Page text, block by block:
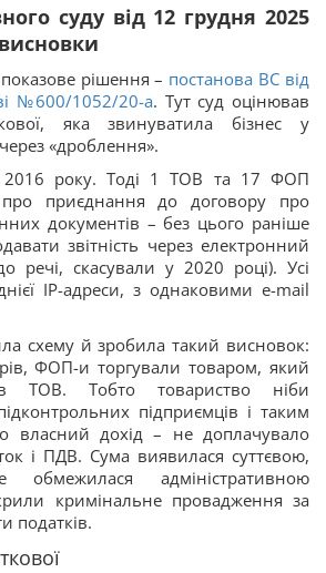
суду від 12 грудня 2025
рішення – постанова ВС від
№600/1052/20-а. Тут суд оцінював
яка звинуватила бізнес у
«дроблення».
2016 року. Тоді 1 ТОВ та 17 ФОП
про приєднання до договору про
документів – без цього раніше
звітність через електронний
речі, скасували у 2020 році). Усі
IP-адреси, з однаковими e-mail
схему й зробила такий висновок:
ФОП-и торгували товаром, який
ТОВ. Тобто товариство ніби
підприємців і таким
власний дохід – не доплачувало
і ПДВ. Сума виявилася суттєвою,
адміністративною
кримінальне провадження за
податків.